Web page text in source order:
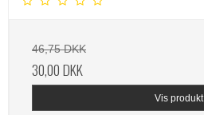
46,75 DKK
30,00 DKK
Vis produkt